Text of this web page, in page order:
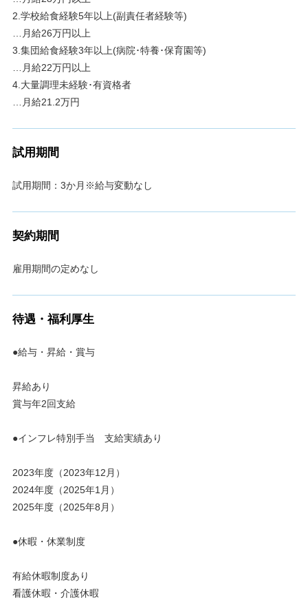
2.学校給食経験5年以上(副責任者経験等)
…月給26万円以上
3.集団給食経験3年以上(病院･特養･保育園等)
…月給22万円以上
4.大量調理未経験･有資格者
…月給21.2万円
試用期間
試用期間：3か月※給与変動なし
契約期間
雇用期間の定めなし
待遇・福利厚生
●給与・昇給・賞与
昇給あり
賞与年2回支給
●インフレ特別手当 支給実績あり
2023年度（2023年12月）
2024年度（2025年1月）
2025年度（2025年8月）
●休暇・休業制度
有給休暇制度あり
看護休暇・介護休暇